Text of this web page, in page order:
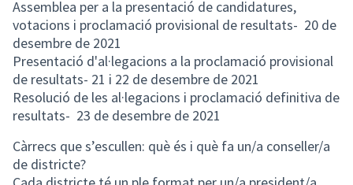
Assemblea per a la presentació de candidatures,
votacions i proclamació provisional de resultats- 20 de
desembre de 2021
Presentació d'al·legacions a la proclamació provisional
de resultats- 21 i 22 de desembre de 2021
Resolució de les al·legacions i proclamació definitiva de
resultats- 23 de desembre de 2021
Càrrecs que s’escullen: què és i què fa un/a conseller/a
de districte?